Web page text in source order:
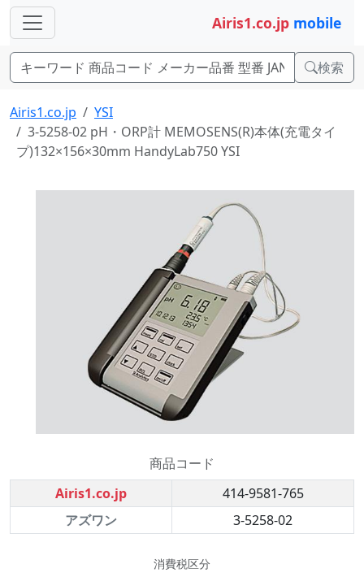
Airis1.co.jp mobile
検索
Airis1.co.jp
YSI
3-5258-02 pH・ORP計 MEMOSENS(R)本体(充電タイ
プ)132×156×30mm HandyLab750 YSI
商品コード
Airis1.co.jp
414-9581-765
アズワン
3-5258-02
消費税区分